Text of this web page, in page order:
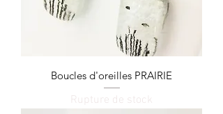
Boucles d'oreilles PRAIRIE
Rupture de stock